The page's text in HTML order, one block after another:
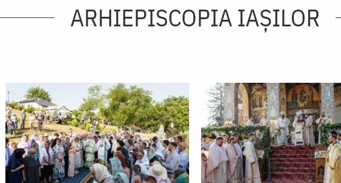
ARHIEPISCOPIA IAŞILOR